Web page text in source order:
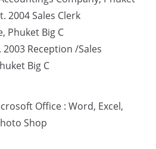
2004 Sales Clerk
Phuket Big C
2003 Reception /Sales
Big C
Office : Word, Excel,
Shop